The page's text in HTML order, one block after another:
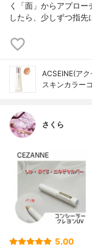
く「面」からアプロー
したら、少しずつ指
ACSEINE(アク
スキンカラー
さくら
5.00